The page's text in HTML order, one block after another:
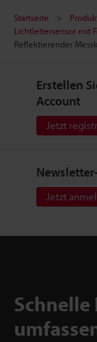
Startseite
Lichtleitersensor mit
Reflektierender
Erstellen
Account
Jetzt
Jetzt